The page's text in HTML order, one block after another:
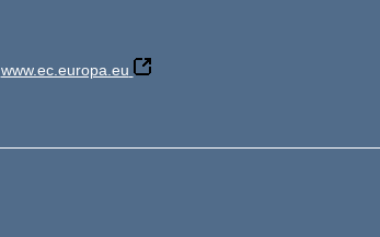
www.ec.europa.eu